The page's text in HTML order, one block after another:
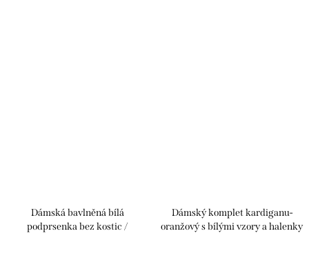
Dámská bavlněná bílá
podprsenka bez kostic /
Dámský komplet kardiganu-
oranžový s bílými vzory a halenky